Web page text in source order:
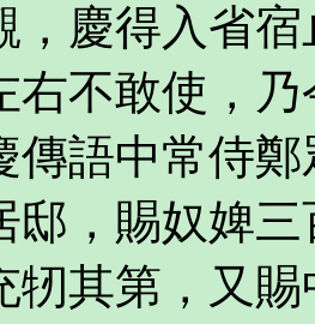
，慶得入省
右不敢使，
傳語中常侍
邸，賜奴婢
牣其第，又